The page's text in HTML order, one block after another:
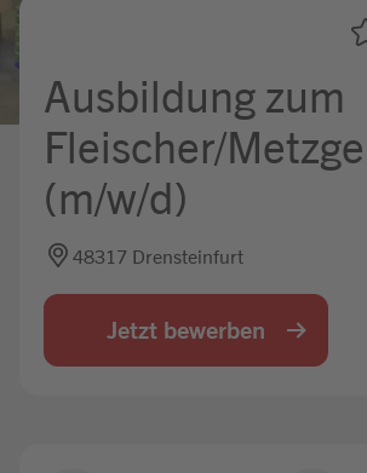
Mein
Jobbörse
Ausbildung zum
Fleischer/
(m/w/d)
48317 Drensteinfurt
Jetzt bewerben